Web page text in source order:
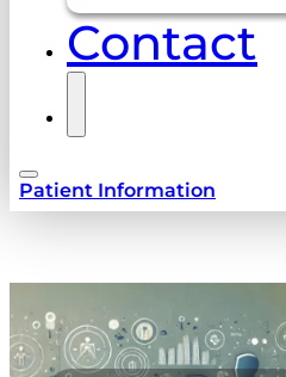
Contact
Patient Information